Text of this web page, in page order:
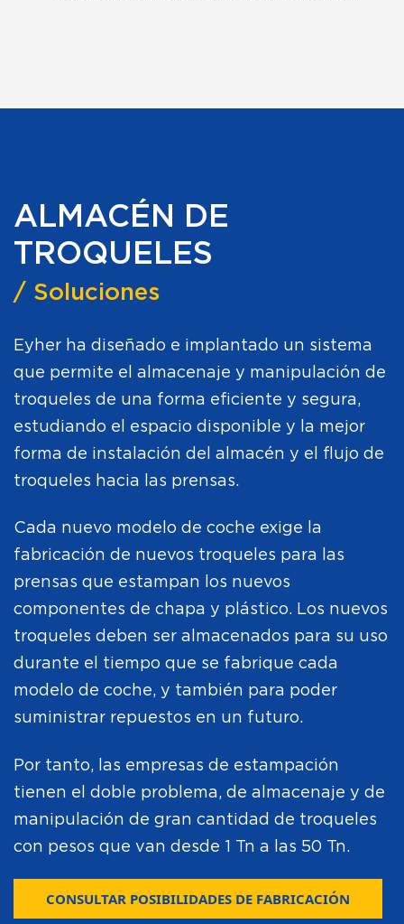
ALMACÉN DE
TROQUELES
/ Soluciones
Eyher ha diseñado e implantado un sistema
que permite el almacenaje y manipulación de
troqueles de una forma eficiente y segura,
estudiando el espacio disponible y la mejor
forma de instalación del almacén y el flujo de
troqueles hacia las prensas.
Cada nuevo modelo de coche exige la
fabricación de nuevos troqueles para las
prensas que estampan los nuevos
componentes de chapa y plástico. Los nuevos
troqueles deben ser almacenados para su uso
durante el tiempo que se fabrique cada
modelo de coche, y también para poder
suministrar repuestos en un futuro.
Por tanto, las empresas de estampación
tienen el doble problema, de almacenaje y de
manipulación de gran cantidad de troqueles
con pesos que van desde 1 Tn a las 50 Tn.
CONSULTAR POSIBILIDADES DE FABRICACIÓN